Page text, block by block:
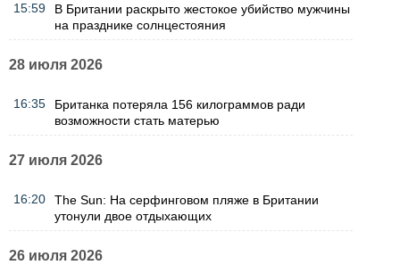
15:59
В Британии раскрыто жестокое убийство мужчины
на празднике солнцестояния
28 июля 2026
16:35
Британка потеряла 156 килограммов ради
возможности стать матерью
27 июля 2026
16:20
The Sun: На серфинговом пляже в Британии
утонули двое отдыхающих
26 июля 2026